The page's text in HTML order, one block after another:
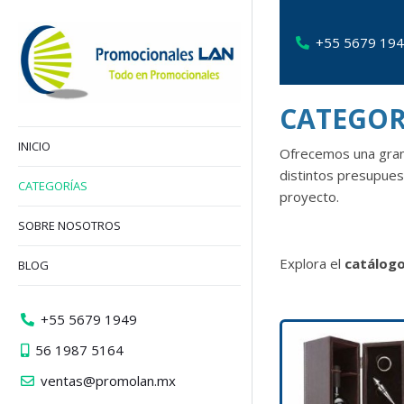
+55 5679
Ofrecemos una
distintos
proyecto.
Explora el
INICIO
CATEGORÍAS
SOBRE NOSOTROS
BLOG
+55 5679 1949
56 1987 5164
ventas@promolan.mx